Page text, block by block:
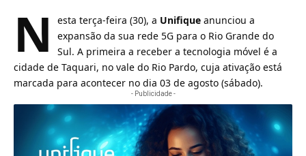
N esta terça-feira (30), a Unifique anunciou a
expansão da sua rede 5G para o Rio Grande do
Sul. A primeira a receber a tecnologia móvel é a
cidade de Taquari, no vale do Rio Pardo, cuja ativação está
marcada para acontecer no dia 03 de agosto (sábado).
- Publicidade -